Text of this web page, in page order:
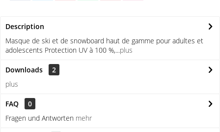
Description
Masque de ski et de snowboard haut de gamme pour adultes et
adolescents Protection UV à 100 %,...plus
Downloads
2
plus
FAQ
0
Fragen und Antworten mehr